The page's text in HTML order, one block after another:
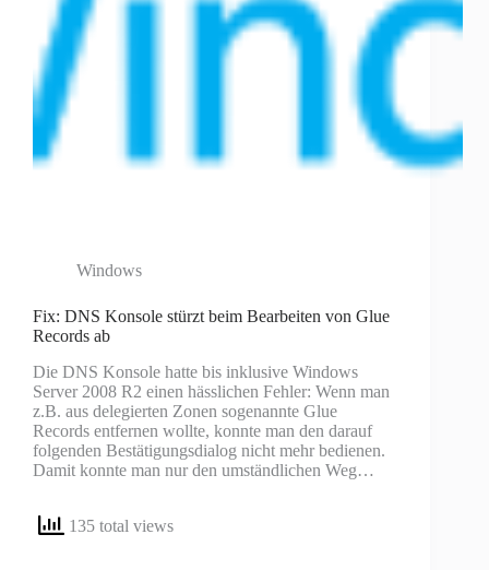
Windows
Fix: DNS Konsole stürzt beim Bearbeiten von Glue
Records ab
Die DNS Konsole hatte bis inklusive Windows
Server 2008 R2 einen hässlichen Fehler: Wenn man
z.B. aus delegierten Zonen sogenannte Glue
Records entfernen wollte, konnte man den darauf
folgenden Bestätigungsdialog nicht mehr bedienen.
Damit konnte man nur den umständlichen Weg…
135 total views